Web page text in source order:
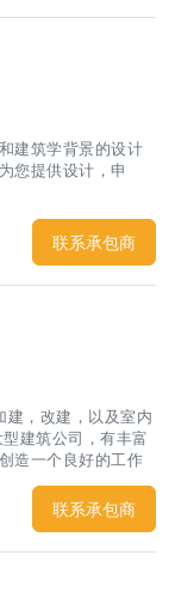
不在为施工质量潜
，向您提供贴心的
建筑学背景的设计
您提供设计，申
联系承包商
建，改建，以及室内
建筑公司，有丰富
造一个良好的工作
一流，服务一流”的
个理想中的家。
联系承包商